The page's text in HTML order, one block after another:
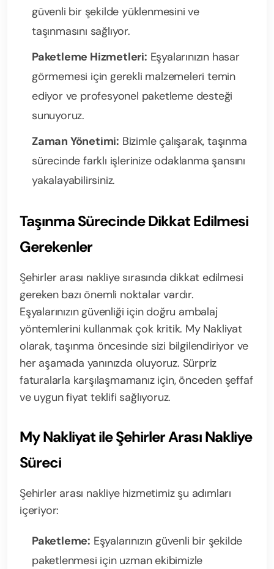
güvenli bir şekilde yüklenmesini ve
taşınmasını sağlıyor.
Paketleme Hizmetleri: Eşyalarınızın hasar
görmemesi için gerekli malzemeleri temin
ediyor ve profesyonel paketleme desteği
sunuyoruz.
Zaman Yönetimi: Bizimle çalışarak, taşınma
sürecinde farklı işlerinize odaklanma şansını
yakalayabilirsiniz.
Taşınma Sürecinde Dikkat Edilmesi
Gerekenler
Şehirler arası nakliye sırasında dikkat edilmesi
gereken bazı önemli noktalar vardır.
Eşyalarınızın güvenliği için doğru ambalaj
yöntemlerini kullanmak çok kritik. My Nakliyat
olarak, taşınma öncesinde sizi bilgilendiriyor ve
her aşamada yanınızda oluyoruz. Sürpriz
faturalarla karşılaşmamanız için, önceden şeffaf
ve uygun fiyat teklifi sağlıyoruz.
My Nakliyat ile Şehirler Arası Nakliye
Süreci
Şehirler arası nakliye hizmetimiz şu adımları
içeriyor:
Paketleme: Eşyalarınızın güvenli bir şekilde
paketlenmesi için uzman ekibimizle